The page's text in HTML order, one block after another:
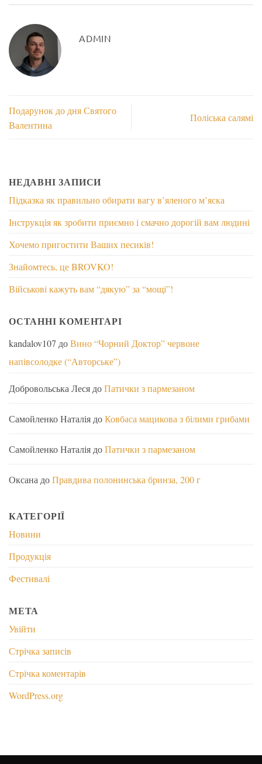
ADMIN
Подарунок до дня Святого
Валентина
Поліська салямі
НЕДАВНІ ЗАПИСИ
Підказка як правильно обирати вагу в’яленого м’яска
Інструкція як зробити приємно і смачно дорогій вам людині
Хочемо пригостити Ваших песиків!
Знайомтесь, це BROVKO!
Військові кажуть вам “дякую” за “мощі”!
ОСТАННІ КОМЕНТАРІ
kandalov107 доВино “Чорний Доктор” червоне
напівсолодке (“Авторське”)
Добровольська Леся доПатички з пармезаном
Самойленко Наталія доКовбаса мацикова з білими грибами
Самойленко Наталія доПатички з пармезаном
Оксана доПравдива полонинська бринза, 200 г
КАТЕГОРІЇ
Новини
Продукція
Фестивалі
МЕТА
Увійти
Стрічка записів
Стрічка коментарів
WordPress.org